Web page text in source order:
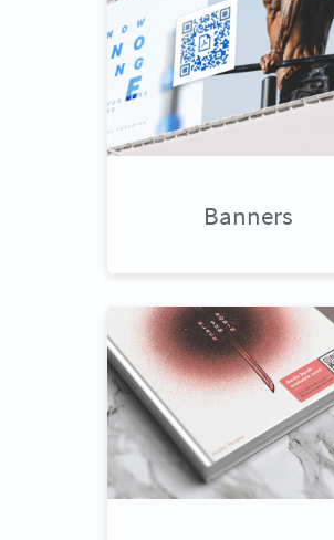
Banners